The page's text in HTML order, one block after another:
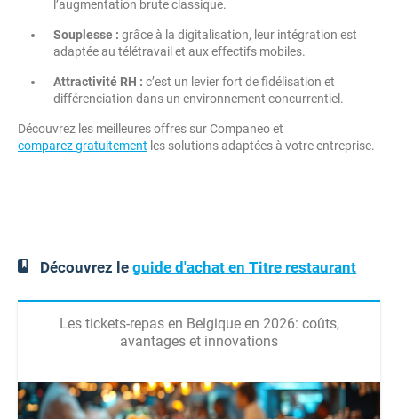
l’augmentation brute classique.
Souplesse : grâce à la digitalisation, leur intégration est
adaptée au télétravail et aux effectifs mobiles.
Attractivité RH : c’est un levier fort de fidélisation et
différenciation dans un environnement concurrentiel.
Découvrez les meilleures offres sur Companeo et
comparez gratuitement les solutions adaptées à votre entreprise.
Découvrez leguide d'achat en Titre restaurant
Les tickets-repas en Belgique en 2026: coûts,
avantages et innovations